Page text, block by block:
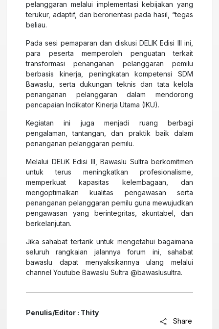
pelanggaran melalui implementasi kebijakan yang
terukur, adaptif, dan berorientasi pada hasil, “tegas
beliau.
Pada sesi pemaparan dan diskusi DELIK Edisi III ini,
para peserta memperoleh penguatan terkait
transformasi penanganan pelanggaran pemilu
berbasis kinerja, peningkatan kompetensi SDM
Bawaslu, serta dukungan teknis dan tata kelola
penanganan pelanggaran dalam mendorong
pencapaian Indikator Kinerja Utama (IKU).
Kegiatan ini juga menjadi ruang berbagi
pengalaman, tantangan, dan praktik baik dalam
penanganan pelanggaran pemilu.
Melalui DELiK Edisi III, Bawaslu Sultra berkomitmen
untuk terus meningkatkan profesionalisme,
memperkuat kapasitas kelembagaan, dan
mengoptimalkan kualitas pengawasan serta
penanganan pelanggaran pemilu guna mewujudkan
pengawasan yang berintegritas, akuntabel, dan
berkelanjutan.
Jika sahabat tertarik untuk mengetahui bagaimana
seluruh rangkaian jalannya forum ini, sahabat
bawaslu dapat menyaksikannya ulang melalui
channel Youtube Bawaslu Sultra @bawaslusultra.
Penulis/Editor : Thity
Share